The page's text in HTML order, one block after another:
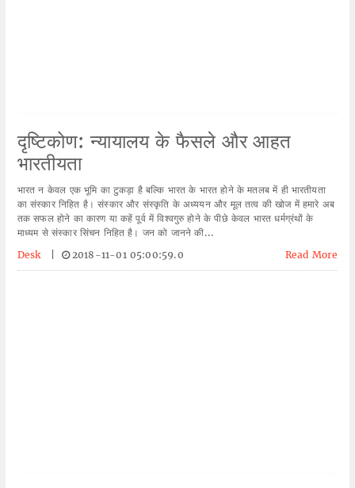
दृष्टिकोण: न्यायालय के फैसले और आहत
भारतीयता
भारत न केवल एक भूमि का टुकड़ा है बल्कि भारत के भारत होने के मतलब में ही भारतीयता
का संस्कार निहित है। संस्कार और संस्कृति के अध्ययन और मूल तत्व की खोज में हमारे अब
तक सफल होने का कारण या कहें पूर्व में विश्वगुरु होने के पीछे केवल भारत धर्मग्रंथों के
माध्यम से संस्कार सिंचन निहित है। जन को जानने की...
Desk
2018-11-01 05:00:59.0 Read More